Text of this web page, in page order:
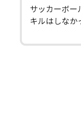
サッカーボー
キルはしなか